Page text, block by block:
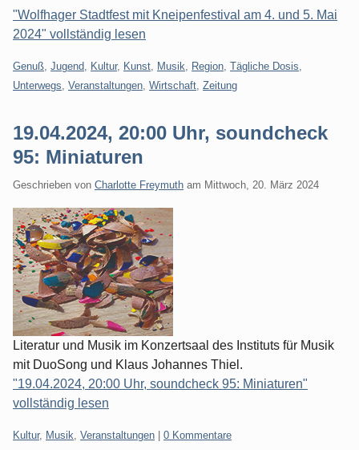
"Wolfhager Stadtfest mit Kneipenfestival am 4. und 5. Mai
2024" vollständig lesen
Kategorien:
Genuß Jugend Kultur, Kunst Musik Region Tägliche Dosis
Unterwegs Veranstaltungen Wirtschaft Zeitung
19.04.2024, 20:00 Uhr, soundcheck
95: Miniaturen
Geschrieben von Charlotte Freymuth am Mittwoch, 20. März 2024
Literatur und Musik im Konzertsaal des Instituts für Musik
mit DuoSong und Klaus Johannes Thiel.
"19.04.2024, 20:00 Uhr, soundcheck 95: Miniaturen"
vollständig lesen
Kategorien:
Kultur, Musik Veranstaltungen 0 Kommentare